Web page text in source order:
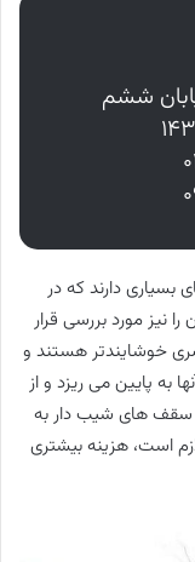
ششم
دارند که در
را نیز مورد بررسی قرار
خوشایندتر هستند و
به پایین می ریزد و از
سقف های شیب دار به
است، هزینه بیشتری